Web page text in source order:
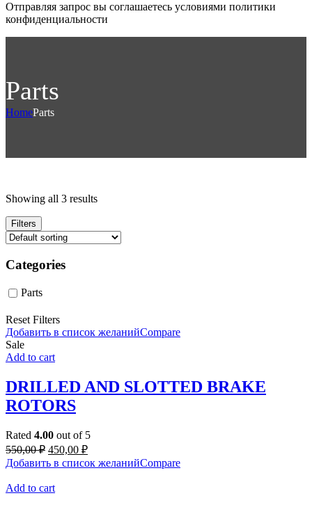
Отправляя запрос вы соглашаетесь условиями политики
конфиденциальности
Parts
HomeParts
Showing all 3 results
Filters
Categories
Parts
Reset Filters
Добавить в список желанийCompare
Sale
Add to cart
DRILLED AND SLOTTED BRAKE
ROTORS
Rated 4.00 out of 5
550,00₽ Original
price
was:
550,00 ₽.
450,00 ₽Current
price
is:
Добавить в список желанийCompare
Add to cart